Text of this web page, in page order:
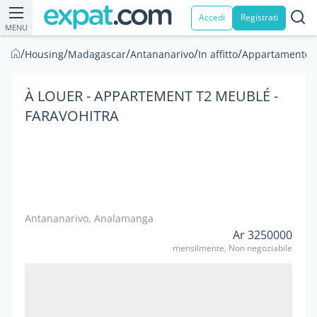
MENU
Accedi Registrati
/Housing/Madagascar/Antananarivo/In affitto/Appartamento
À LOUER - APPARTEMENT T2 MEUBLÉ -
FARAVOHITRA
Antananarivo, Analamanga
Ar 3250000
mensilmente, Non negoziabile